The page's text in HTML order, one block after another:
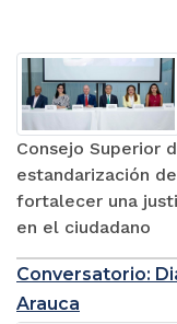
Consejo Superior
estandarización
fortalecer una
en el ciudadano
Conversatorio:
Arauca